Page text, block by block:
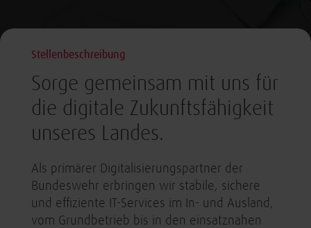
Stellenbeschreibung
Sorge gemeinsam mit uns für
die digitale Zukunftsfähigkeit
unseres Landes.
Als primärer Digitalisierungspartner der
Bundeswehr erbringen wir stabile, sichere
und effiziente IT-Services im In- und Ausland,
vom Grundbetrieb bis in den einsatznahen